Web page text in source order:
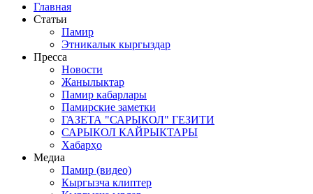
Главная
Статьи
Памир
Этникалык кыргыздар
Пресса
Новости
Жанылыктар
Памир кабарлары
Памирские заметки
ГАЗЕТА "САРЫКОЛ" ГЕЗИТИ
САРЫКОЛ КАЙРЫКТАРЫ
Хабарҳо
Медиа
Памир (видео)
Кыргызча клиптер